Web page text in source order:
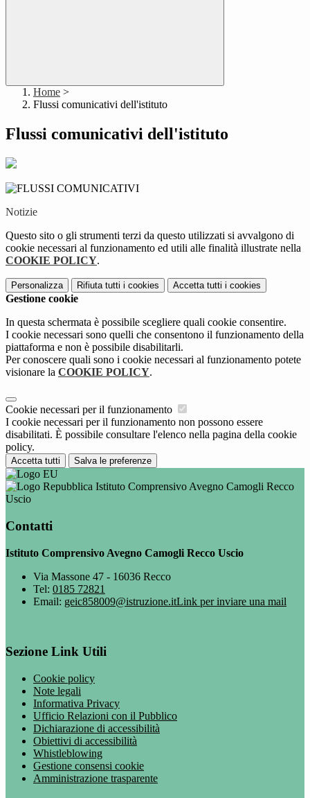
Home >
Flussi comunicativi dell'istituto
Flussi comunicativi dell'istituto
Notizie
Questo sito o gli strumenti terzi da questo utilizzati si avvalgono di
cookie necessari al funzionamento ed utili alle finalità illustrate nella
COOKIE POLICY.
Personalizza Rifiuta tutti i cookies Accetta tutti i cookies
Gestione cookie
In questa schermata è possibile scegliere quali cookie consentire.
I cookie necessari sono quelli che consentono il funzionamento della
piattaforma e non è possibile disabilitarli.
Per conoscere quali sono i cookie necessari al funzionamento potete
visionare la COOKIE POLICY.
Cookie necessari per il funzionamento
I cookie necessari per il funzionamento non possono essere
disabilitati. È possibile consultare l'elenco nella pagina della cookie
policy.
Accetta tutti Salva le preferenze
Istituto Comprensivo Avegno Camogli Recco
Uscio
Contatti
Istituto Comprensivo Avegno Camogli Recco Uscio
Via Massone 47 - 16036 Recco
Tel: 0185 72821
Email: geic858009@istruzione.itLink per inviare una mail
Sezione Link Utili
Cookie policy
Note legali
Informativa Privacy
Ufficio Relazioni con il Pubblico
Dichiarazione di accessibilità
Obiettivi di accessibilità
Whistleblowing
Gestione consensi cookie
Amministrazione trasparente